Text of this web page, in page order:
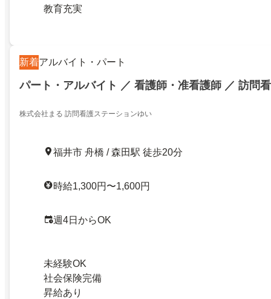
教育充実
新着アルバイト・パート
パート・アルバイト ／ 看護師・准看護師 ／ 訪問
株式会社まる 訪問看護ステーションゆい
福井市 舟橋 / 森田駅 徒歩20分
時給1,300円〜1,600円
週4日からOK
未経験OK
社会保険完備
昇給あり